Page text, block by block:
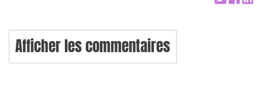
Afficher les commentaires